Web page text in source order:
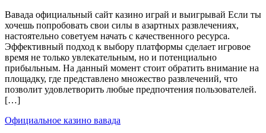
Вавада официальный сайт казино играй и выигрывай Если ты
хочешь попробовать свои силы в азартных развлечениях,
настоятельно советуем начать с качественного ресурса.
Эффективный подход к выбору платформы сделает игровое
время не только увлекательным, но и потенциально
прибыльным. На данный момент стоит обратить внимание на
площадку, где представлено множество развлечений, что
позволит удовлетворить любые предпочтения пользователей.
[…]
Официальное казино вавада